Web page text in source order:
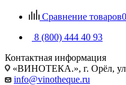
Сравнение товаров0
8 (800) 444 40 93
Контактная информация
«ВИНОТЕКА.», г. Орёл,
info@vinotheque.ru